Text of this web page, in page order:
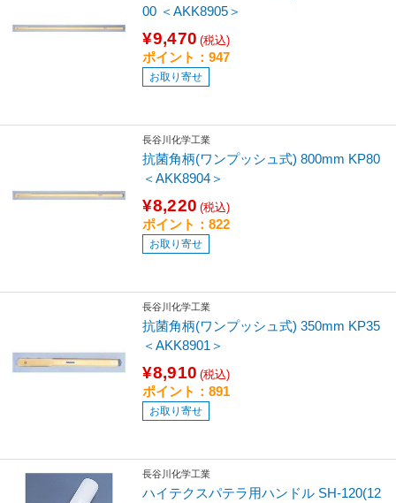
00 ＜AKK8905＞
¥9,470 (税込)
ポイント：947
お取り寄せ
長谷川化学工業
抗菌角柄(ワンプッシュ式) 800mm KP80
＜AKK8904＞
¥8,220 (税込)
ポイント：822
お取り寄せ
長谷川化学工業
抗菌角柄(ワンプッシュ式) 350mm KP35
＜AKK8901＞
¥8,910 (税込)
ポイント：891
お取り寄せ
長谷川化学工業
ハイテクスパテラ用ハンドル SH-120(12